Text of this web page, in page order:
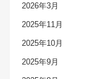
2026年3月
2025年11月
2025年10月
2025年9月